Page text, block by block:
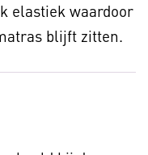
elastiek waardoor
blijft zitten.